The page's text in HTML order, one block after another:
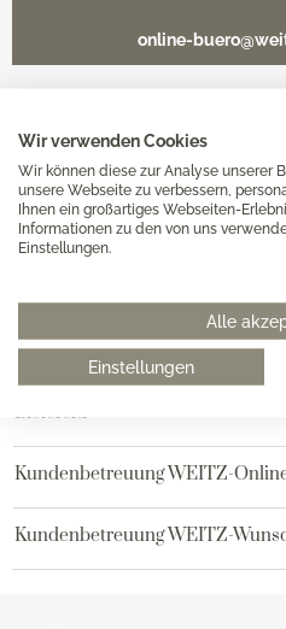
Wir verwenden Cookies
Wir können diese zur Analyse unserer
unsere Webseite zu verbessern,
Ihnen ein großartiges Webseiten-
Informationen zu den von uns
Einstellungen.
Alle
Einstellungen
online-
Unsere
Hannover
Hamburg AEZ
Bielefeld
Kundenbetreuung WEITZ-
Kundenbetreuung WEITZ-